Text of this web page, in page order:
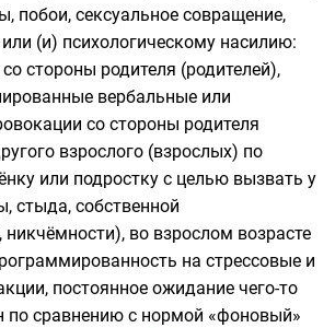
, побои, сексуальное совращение,
(и) психологическому насилию:
стороны родителя (родителей),
вербальные или
со стороны родителя
взрослого (взрослых) по
или подростку с целью вызвать у
, стыда, собственной
никчёмности), во взрослом возрасте
на стрессовые и
постоянное ожидание чего-то
по сравнению с нормой «фоновый»